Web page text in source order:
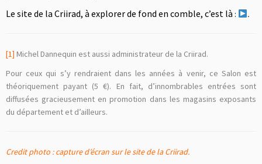
Le site de la Criirad, à explorer de fond en comble, c’est là : .
[1] Michel Dannequin est aussi administrateur de la Criirad.
Pour ceux qui s’y rendraient dans les années à venir, ce Salon est
théoriquement payant (5 €). En fait, d’innombrables entrées sont
diffusées gracieusement en promotion dans les magasins exposants
du département et d’ailleurs.
Credit photo : capture d’écran sur le site de la Criirad.